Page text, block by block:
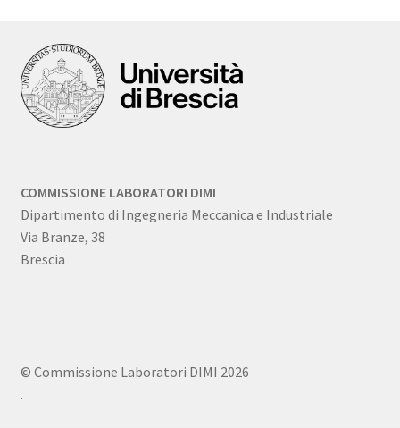
COMMISSIONE LABORATORI DIMI
Dipartimento di Ingegneria Meccanica e Industriale
Via Branze, 38
Brescia
© Commissione Laboratori DIMI 2026
.